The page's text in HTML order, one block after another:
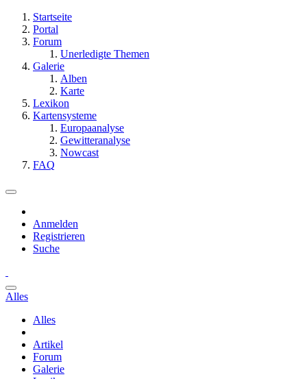
Startseite
Portal
Forum
Unerledigte Themen
Galerie
Alben
Karte
Lexikon
Kartensysteme
Europaanalyse
Gewitteranalyse
Nowcast
FAQ
Anmelden
Registrieren
Suche
Alles
Alles
Artikel
Forum
Galerie